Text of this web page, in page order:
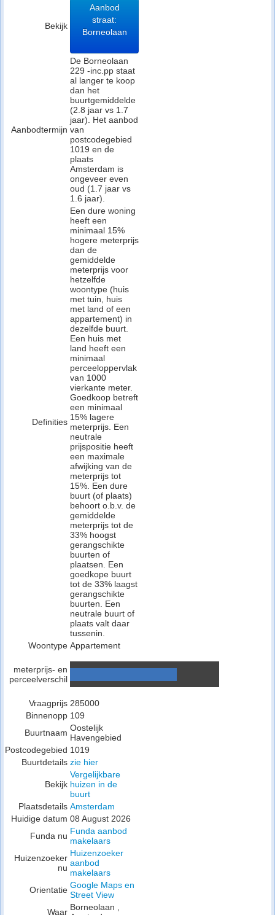
Bekijk
Aanbod
straat:
Borneolaan
Aanbodtermijn
De Borneolaan
229 -inc.pp staat
al langer te koop
dan het
buurtgemiddelde
(2.8 jaar vs 1.7
jaar). Het aanbod
van
postcodegebied
1019 en de
plaats
Amsterdam is
ongeveer even
oud (1.7 jaar vs
1.6 jaar).
Definities
Een dure woning
heeft een
minimaal 15%
hogere meterprijs
dan de
gemiddelde
meterprijs voor
hetzelfde
woontype (huis
met tuin, huis
met land of een
appartement) in
dezelfde buurt.
Een huis met
land heeft een
minimaal
perceeloppervlak
van 1000
vierkante meter.
Goedkoop betreft
een minimaal
15% lagere
meterprijs. Een
neutrale
prijspositie heeft
een maximale
afwijking van de
meterprijs tot
15%. Een dure
buurt (of plaats)
behoort o.b.v. de
gemiddelde
meterprijs tot de
33% hoogst
gerangschikte
buurten of
plaatsen. Een
goedkope buurt
tot de 33% laagst
gerangschikte
buurten. Een
neutrale buurt of
plaats valt daar
tussenin.
Woontype Appartement
meterprijs- en
perceelverschil
Vraagprijs 285000
Binnenopp 109
Buurtnaam Oostelijk
Havengebied
Postcodegebied 1019
Buurtdetails zie hier
Bekijk
Vergelijkbare
huizen in de
buurt
Plaatsdetails Amsterdam
Huidige datum 08 August 2026
Funda nu Funda aanbod
makelaars
Huizenzoeker
nu
Huizenzoeker
aanbod
makelaars
Orientatie Google Maps en
Street View
Waar Borneolaan ,